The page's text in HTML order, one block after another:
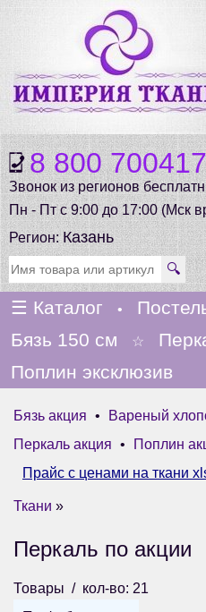
8 800
Звонок из регионов
Пн - Пт с 9:00 до 17:00 (Мск
Регион:Казань
🔍
☰ Каталог •
Бязь 150 см ☆
Поплин эксклюзив
Бязь акция • Вареный
Перкаль акция • Поплин
Прайс с ценами на ткани
Ткани »
Перкаль по акции
Товары
кол-во: 21